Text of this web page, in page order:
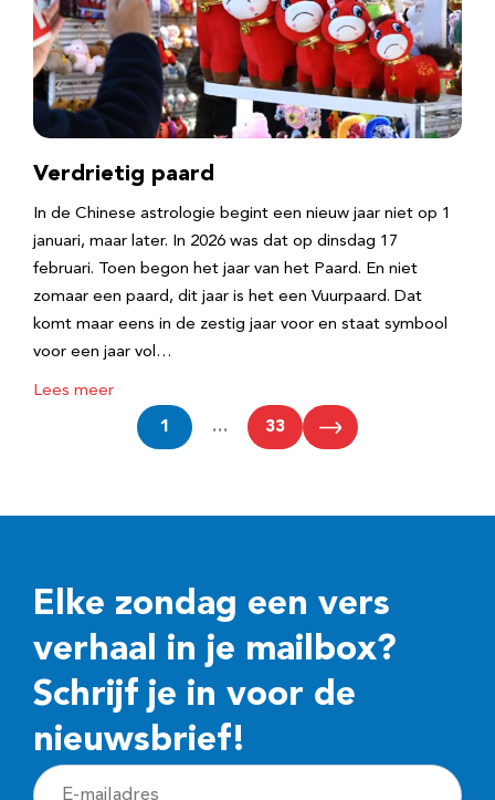
Verdrietig paard
In de Chinese astrologie begint een nieuw jaar niet op 1
januari, maar later. In 2026 was dat op dinsdag 17
februari. Toen begon het jaar van het Paard. En niet
zomaar een paard, dit jaar is het een Vuurpaard. Dat
komt maar eens in de zestig jaar voor en staat symbool
voor een jaar vol…
Lees meer
1 … 33
Elke zondag een vers
verhaal in je mailbox?
Schrijf je in voor de
nieuwsbrief!
E